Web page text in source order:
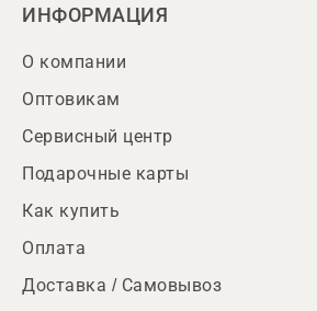
ИНФОРМАЦИЯ
О компании
Оптовикам
Сервисный центр
Подарочные карты
Как купить
Оплата
Доставка / Самовывоз